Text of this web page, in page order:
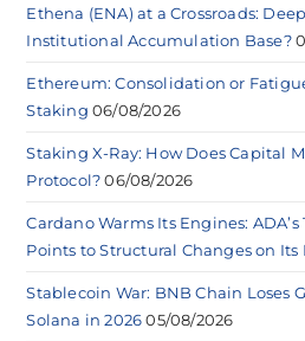
Ethena (ENA) at a Crossroads:
Institutional Accumulation Base?
Ethereum: Consolidation or
Staking 06/08/2026
Staking X-Ray: How Does Capital
Protocol? 06/08/2026
Cardano Warms Its Engines:
Points to Structural Changes on Its
Stablecoin War: BNB Chain Loses
Solana in 2026 05/08/2026